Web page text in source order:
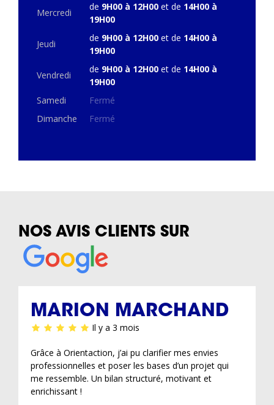
Mercredi
de 9H00 à 12H00 et de 14H00 à
19H00
Jeudi
de 9H00 à 12H00 et de 14H00 à
19H00
Vendredi
de 9H00 à 12H00 et de 14H00 à
19H00
Samedi
Fermé
Dimanche
Fermé
NOS AVIS CLIENTS SUR
MARION MARCHAND
Il y a 3 mois
Grâce à Orientaction, j’ai pu clarifier mes envies
professionnelles et poser les bases d’un projet qui
me ressemble. Un bilan structuré, motivant et
enrichissant !